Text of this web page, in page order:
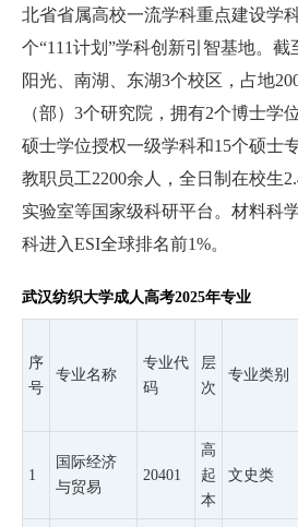
北省省属高校一流学科重点建设学
个“111计划”学科创新引智基地。截
阳光、南湖、东湖3个校区，占地
（部）3个研究院，拥有2个博士学
硕士学位授权一级学科和15个硕士
教职员工2200余人，全日制在校生
实验室等国家级科研平台。材料科
科进入ESI全球排名前1%。
武汉纺织大学成人高考2025年专业
序
号
专业名称
专业代
码
层
次
专业类别
1
国际经济
与贸易
20401
高
起
本
文史类